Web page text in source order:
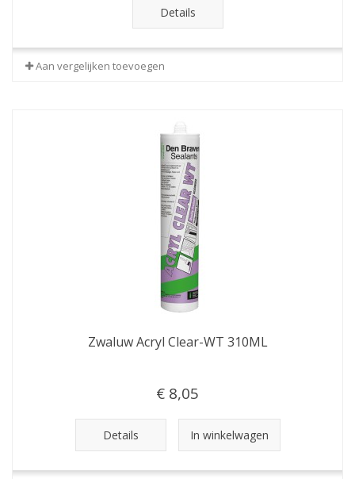
Details
Aan vergelijken toevoegen
Zwaluw Acryl Clear-WT 310ML
€ 8,05
Details In winkelwagen